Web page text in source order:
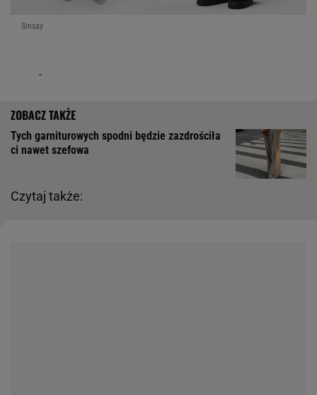
Sinsay
Czytaj także:
Tych garniturowych spodni będzie zazdrościła
ci nawet szefowa